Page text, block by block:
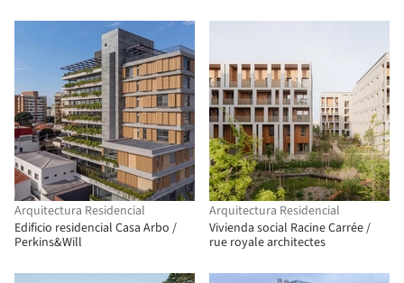
Arquitectura Residencial
Edificio residencial Casa Arbo /
Perkins&Will
Arquitectura Residencial
Vivienda social Racine Carrée /
rue royale architectes